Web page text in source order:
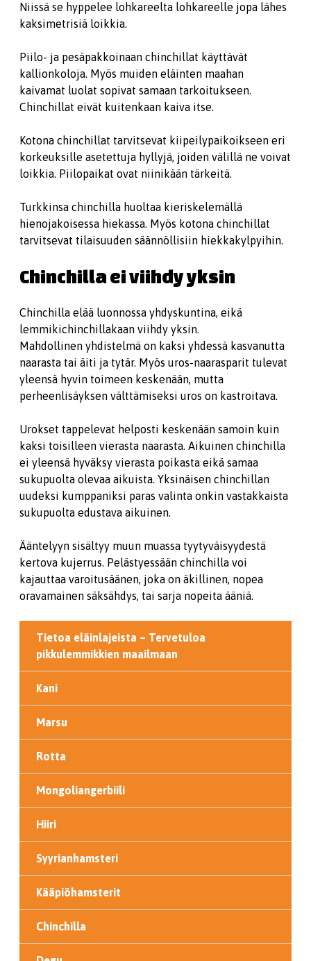
Niissä se hyppelee lohkareelta lohkareelle jopa lähes
kaksimetrisiä loikkia.
Piilo- ja pesäpakkoinaan chinchillat käyttävät
kallionkoloja. Myös muiden eläinten maahan
kaivamat luolat sopivat samaan tarkoitukseen.
Chinchillat eivät kuitenkaan kaiva itse.
Kotona chinchillat tarvitsevat kiipeilypaikoikseen eri
korkeuksille asetettuja hyllyjä, joiden välillä ne voivat
loikkia. Piilopaikat ovat niinikään tärkeitä.
Turkkinsa chinchilla huoltaa kieriskelemällä
hienojakoisessa hiekassa. Myös kotona chinchillat
tarvitsevat tilaisuuden säännöllisiin hiekkakylpyihin.
Chinchilla ei viihdy yksin
Chinchilla elää luonnossa yhdyskuntina, eikä
lemmikichinchillakaan viihdy yksin.
Mahdollinen yhdistelmä on kaksi yhdessä kasvanutta
naarasta tai äiti ja tytär. Myös uros-naarasparit tulevat
yleensä hyvin toimeen keskenään, mutta
perheenlisäyksen välttämiseksi uros on kastroitava.
Urokset tappelevat helposti keskenään samoin kuin
kaksi toisilleen vierasta naarasta. Aikuinen chinchilla
ei yleensä hyväksy vierasta poikasta eikä samaa
sukupuolta olevaa aikuista. Yksinäisen chinchillan
uudeksi kumppaniksi paras valinta onkin vastakkaista
sukupuolta edustava aikuinen.
Ääntelyyn sisältyy muun muassa tyytyväisyydestä
kertova kujerrus. Pelästyessään chinchilla voi
kajauttaa varoitusäänen, joka on äkillinen, nopea
oravamainen säksähdys, tai sarja nopeita ääniä.
Tietoa eläinlajeista – Tervetuloa
pikkulemmikkien maailmaan
Kani
Marsu
Rotta
Mongoliangerbiili
Hiiri
Syyrianhamsteri
Kääpiöhamsterit
Chinchilla